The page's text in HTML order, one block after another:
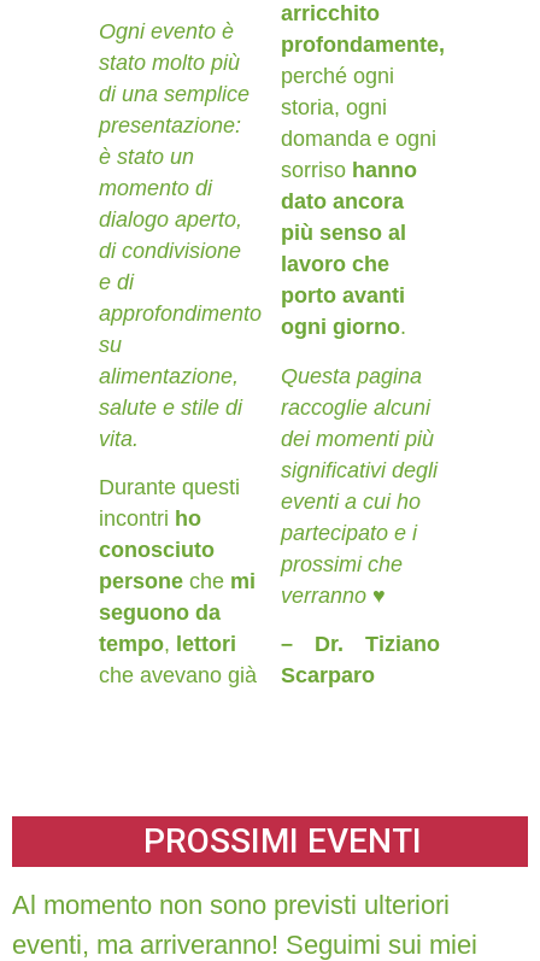
Ogni evento è
stato molto più
di una semplice
presentazione:
è stato un
momento di
dialogo aperto,
di condivisione
e di
approfondimento
su
alimentazione,
salute e stile di
vita.
Durante questi
incontri ho
conosciuto
persone che mi
seguono da
tempo, lettori
che avevano già
arricchito
profondamente,
perché ogni
storia, ogni
domanda e ogni
sorriso hanno
dato ancora
più senso al
lavoro che
porto avanti
ogni giorno.
Questa pagina
raccoglie alcuni
dei momenti più
significativi degli
eventi a cui ho
partecipato e i
prossimi che
verranno ♥
– Dr. Tiziano
Scarparo
PROSSIMI EVENTI
Al momento non sono previsti ulteriori
eventi, ma arriveranno! Seguimi sui miei